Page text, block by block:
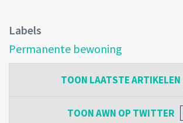
Labels
Permanente bewoning
TOON LAATSTE ARTIKELEN
TOONAWN OP TWITTER